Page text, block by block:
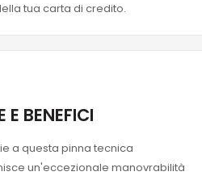
tua carta di credito.
E BENEFICI
a questa pinna tecnica
un'eccezionale manovrabilità